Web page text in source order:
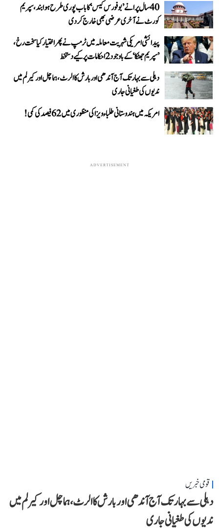
40 سال پرانے ’بوفورس کیس‘ کا باب پوری طرح ہوا بند، سپریم
کورٹ نے آخری عرضی بھی خارج کر دی
پیدائشی امریکی شہریت معاملہ میں ٹرمپ نے پھر اختیار کیا سخت رخ،
’سپریم جھٹکا‘ کے باوجود 2 احکامات پر کیے دستخط
دہلی سے بہار تک آج آندھی اور بارش کا الرٹ، ہماچل اور کیرلم میں
ندیوں کی طغیانی جاری
امریکہ میں ہندوستانی طلباء ویزا کی منظوری میں 62 فیصد کی کمی!
ADVERTISEMENT
قومی خبریں
دہلی سے بہار تک آج آندھی اور بارش کا الرٹ، ہماچل اور کیرلم میں
ندیوں کی طغیانی جاری